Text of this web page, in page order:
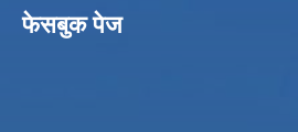
फेसबुक पेज